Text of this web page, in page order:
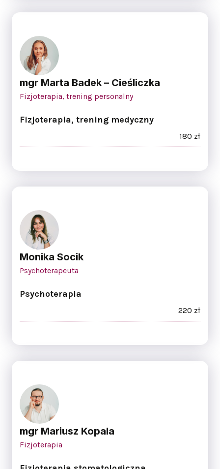
mgr Marta Badek – Cieśliczka
Fizjoterapia, trening personalny
Fizjoterapia, trening medyczny
180 zł
Monika Socik
Psychoterapeuta
Psychoterapia
220 zł
mgr Mariusz Kopala
Fizjoterapia